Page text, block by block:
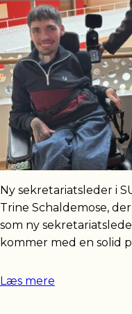
Ny sekretariatsleder i
Trine Schaldemose,
som ny
kommer med en solid
Læs mere